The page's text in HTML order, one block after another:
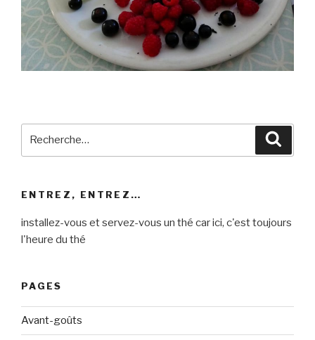
ENTREZ, ENTREZ…
installez-vous et servez-vous un thé car ici, c'est toujours
l'heure du thé
PAGES
Avant-goûts